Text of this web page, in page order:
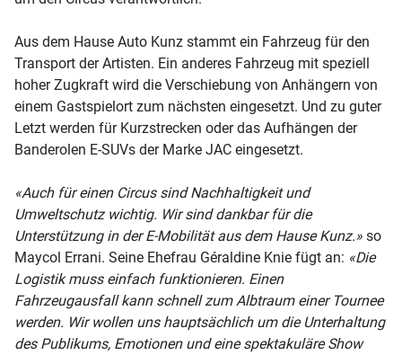
Aus dem Hause Auto Kunz stammt ein Fahrzeug für den
Transport der Artisten. Ein anderes Fahrzeug mit speziell
hoher Zugkraft wird die Verschiebung von Anhängern von
einem Gastspielort zum nächsten eingesetzt. Und zu guter
Letzt werden für Kurzstrecken oder das Aufhängen der
Banderolen E-SUVs der Marke JAC eingesetzt.
«Auch für einen Circus sind Nachhaltigkeit und
Umweltschutz wichtig. Wir sind dankbar für die
Unterstützung in der E-Mobilität aus dem Hause Kunz.» so
Maycol Errani. Seine Ehefrau Géraldine Knie fügt an: «Die
Logistik muss einfach funktionieren. Einen
Fahrzeugausfall kann schnell zum Albtraum einer Tournee
werden. Wir wollen uns hauptsächlich um die Unterhaltung
des Publikums, Emotionen und eine spektakuläre Show